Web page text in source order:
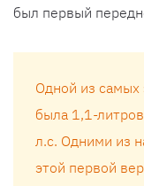
был первый
Одной из
была 1,1-
л.с. Одними из
этой первой